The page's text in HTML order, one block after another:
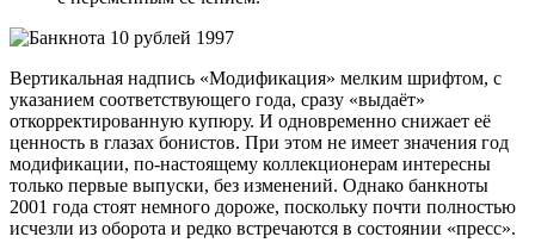
Вертикальная надпись «Модификация» мелким шрифтом, с
указанием соответствующего года, сразу «выдаёт»
откорректированную купюру. И одновременно снижает её
ценность в глазах бонистов. При этом не имеет значения год
модификации, по-настоящему коллекционерам интересны
только первые выпуски, без изменений. Однако банкноты
2001 года стоят немного дороже, поскольку почти полностью
исчезли из оборота и редко встречаются в состоянии «пресс».